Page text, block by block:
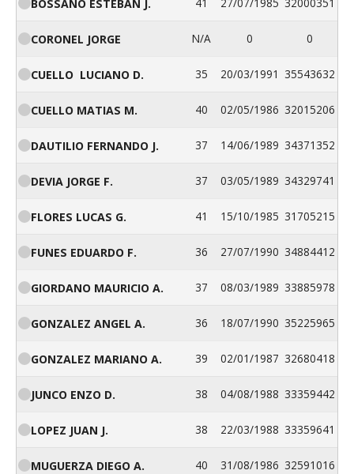
BOSSANO ESTEBAN J. 41 27/07/1985 32000351
CORONEL JORGE N/A 0 0
CUELLO LUCIANO D. 35 20/03/1991 35543632
CUELLO MATIAS M. 40 02/05/1986 32015206
DAUTILIO FERNANDO J. 37 14/06/1989 34371352
DEVIA JORGE F. 37 03/05/1989 34329741
FLORES LUCAS G. 41 15/10/1985 31705215
FUNES EDUARDO F. 36 27/07/1990 34884412
GIORDANO MAURICIO A. 37 08/03/1989 33885978
GONZALEZ ANGEL A. 36 18/07/1990 35225965
GONZALEZ MARIANO A. 39 02/01/1987 32680418
JUNCO ENZO D. 38 04/08/1988 33359442
LOPEZ JUAN J. 38 22/03/1988 33359641
MUGUERZA DIEGO A. 40 31/08/1986 32591016